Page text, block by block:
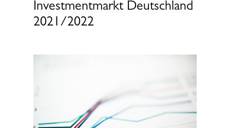
Investmentmarkt Deutschland
2021/2022